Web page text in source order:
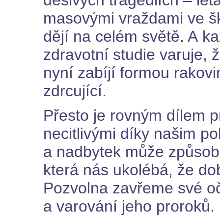
masovými vraždami ve
dějí na celém světě. A
zdravotní studie varuje,
nyní zabíjí formou
zdrcující.
Přesto je rovným dílem
necitlivými díky našim
a nadbytek může
která nás ukolébá, že
Pozvolna zavřeme své
a varování jeho proroků.